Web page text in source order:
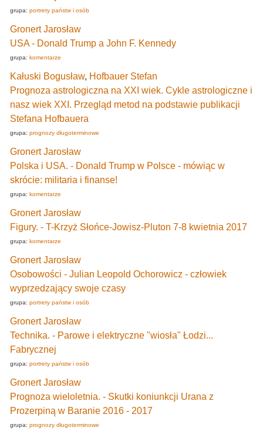
grupa: portrety państw i osób
Gronert Jarosław
USA - Donald Trump a John F. Kennedy
grupa: komentarze
Kałuski Bogusław, Hofbauer Stefan
Prognoza astrologiczna na XXI wiek. Cykle astrologiczne i
nasz wiek XXI. Przegląd metod na podstawie publikacji
Stefana Hofbauera
grupa: prognozy długoterminowe
Gronert Jarosław
Polska i USA. - Donald Trump w Polsce - mówiąc w
skrócie: militaria i finanse!
grupa: komentarze
Gronert Jarosław
Figury. - T-Krzyż Słońce-Jowisz-Pluton 7-8 kwietnia 2017
grupa: komentarze
Gronert Jarosław
Osobowości - Julian Leopold Ochorowicz - człowiek
wyprzedzający swoje czasy
grupa: portrety państw i osób
Gronert Jarosław
Technika. - Parowe i elektryczne "wiosła" Łodzi...
Fabrycznej
grupa: portrety państw i osób
Gronert Jarosław
Prognoza wieloletnia. - Skutki koniunkcji Urana z
Prozerpiną w Baranie 2016 - 2017
grupa: prognozy długoterminowe